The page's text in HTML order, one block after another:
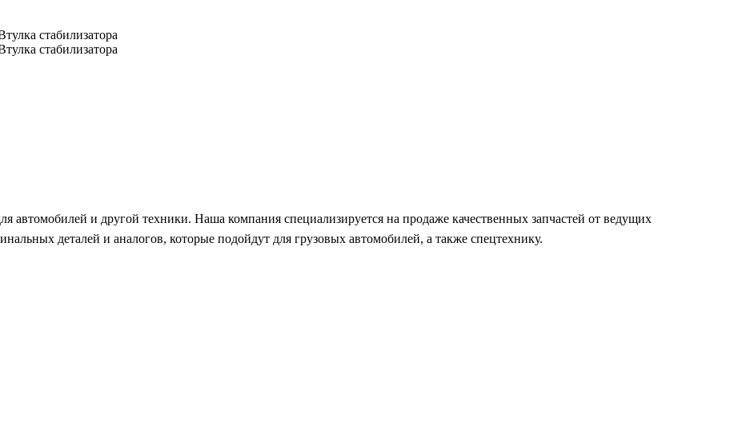
и другой техники. Наша компания специализируется на продаже качественных запчастей от ведущих
деталей и аналогов, которые подойдут для грузовых автомобилей, а также спецтехнику.